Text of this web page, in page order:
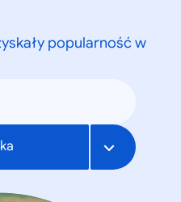
popularność w